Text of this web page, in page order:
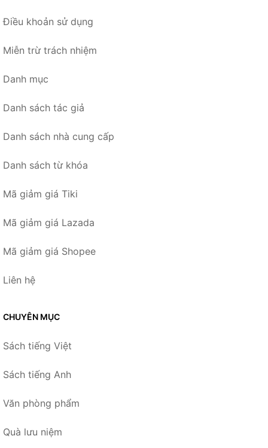
Điều khoản sử dụng
Miễn trừ trách nhiệm
Danh mục
Danh sách tác giả
Danh sách nhà cung cấp
Danh sách từ khóa
Mã giảm giá Tiki
Mã giảm giá Lazada
Mã giảm giá Shopee
Liên hệ
CHUYÊN MỤC
Sách tiếng Việt
Sách tiếng Anh
Văn phòng phẩm
Quà lưu niệm